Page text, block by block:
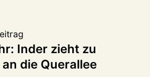
Inder zieht zu
die Querallee